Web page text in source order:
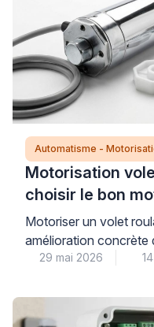
Automatisme -
Motorisation
choisir le bon
l’installation
Motoriser un volet
amélioration concrète
condition de
modernisation
trois critères
29 mai 2026